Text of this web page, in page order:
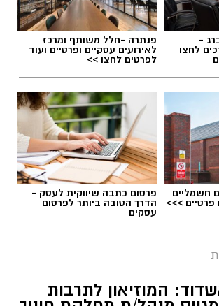
-
לחצו
פנתרה -חלל משותף ומרכז
לאירועים עסקיים ופרטיים ועוד
לפרטים לחצו >>
חשמליים
>>>
פרסום כתבה שיווקית לעסק -
הדרך הטובה ביותר לפרסום
עסקים
המוזיאון לתרבות